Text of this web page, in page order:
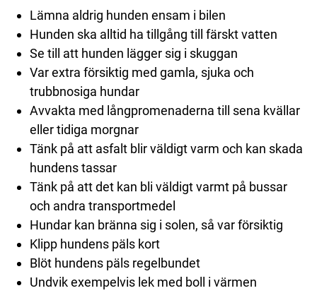
Lämna aldrig hunden ensam i bilen
Hunden ska alltid ha tillgång till färskt vatten
Se till att hunden lägger sig i skuggan
Var extra försiktig med gamla, sjuka och
trubbnosiga hundar
Avvakta med långpromenaderna till sena kvällar
eller tidiga morgnar
Tänk på att asfalt blir väldigt varm och kan skada
hundens tassar
Tänk på att det kan bli väldigt varmt på bussar
och andra transportmedel
Hundar kan bränna sig i solen, så var försiktig
Klipp hundens päls kort
Blöt hundens päls regelbundet
Undvik exempelvis lek med boll i värmen